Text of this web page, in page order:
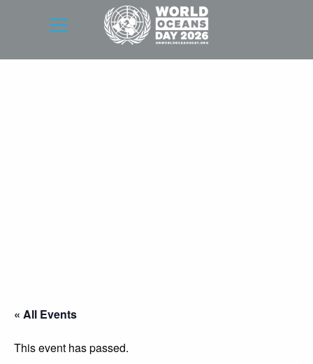
« All Events
This event has passed.